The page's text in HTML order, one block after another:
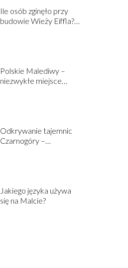
Ile osób zginęło przy
budowie Wieży Eiffla?
Polskie Malediwy –
niezwykłe miejsce
Odkrywanie tajemnic
Czarnogóry –
Jakiego języka używa
się na Malcie?